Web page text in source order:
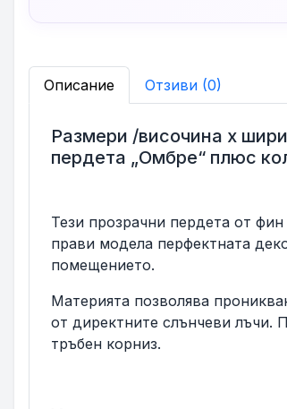
Описание Отзиви (0)
Размери /височина х
пердета „Омбре“ плюс
Тези прозрачни пердета от
прави модела перфектната
помещението.
Материята позволява
от директните слънчеви лъчи.
тръбен корниз.